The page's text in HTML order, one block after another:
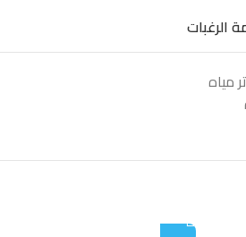
الرغبات
مياه